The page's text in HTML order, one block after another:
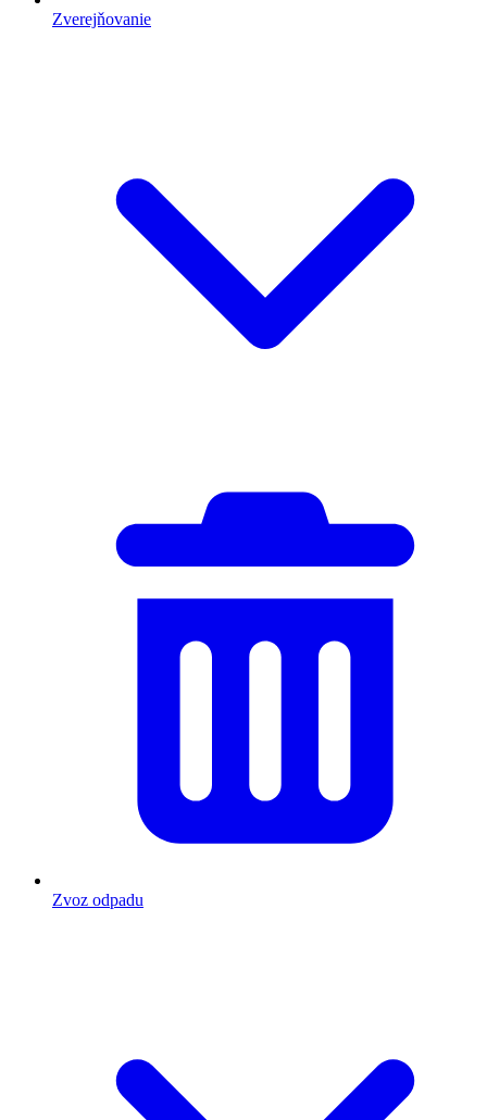
Zverejňovanie
Zvoz odpadu